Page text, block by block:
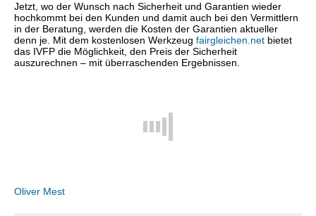
Jetzt, wo der Wunsch nach Sicherheit und Garantien wieder
hochkommt bei den Kunden und damit auch bei den Vermittlern
in der Beratung, werden die Kosten der Garantien aktueller
denn je. Mit dem kostenlosen Werkzeug fairgleichen.net bietet
das IVFP die Möglichkeit, den Preis der Sicherheit
auszurechnen – mit überraschenden Ergebnissen.
Oliver Mest